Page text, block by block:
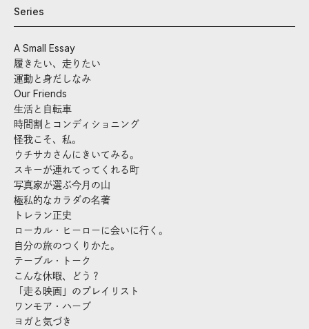
Series
A Small Essay
履きたい、走りたい
運動と身だしなみ
Our Friends
生活と自転車
時間割とコンディショニング
怪我こそ、私。
ウチサカさんにきいてみる。
スキーが連れてってくれる町
写真家が選ぶ今月の山
極私的なカラダの名著
トレラン正史
ローカル・ヒーローに会いに行く。
自分の旅のつくりかた。
テーブル・トーク
こんな休暇、どう？
「走る映画」のプレイリスト
ワンモア・ハーブ
ヨガと気づき